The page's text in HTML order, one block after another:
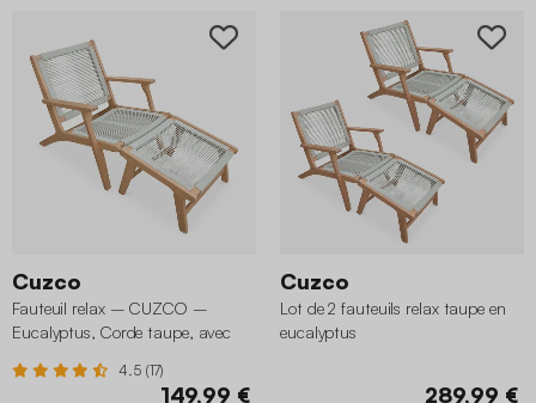
Cuzco
Fauteuil relax – CUZCO –
Eucalyptus, Corde taupe, avec
4.5 (17)
149,99 €
Cuzco
Lot de 2 fauteuils relax taupe en
eucalyptus
289,99 €